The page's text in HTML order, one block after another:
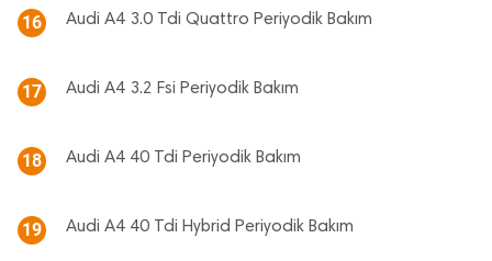
16 Audi A4 3.0 Tdi Quattro Periyodik Bakım
17 Audi A4 3.2 Fsi Periyodik Bakım
18 Audi A4 40 Tdi Periyodik Bakım
19 Audi A4 40 Tdi Hybrid Periyodik Bakım